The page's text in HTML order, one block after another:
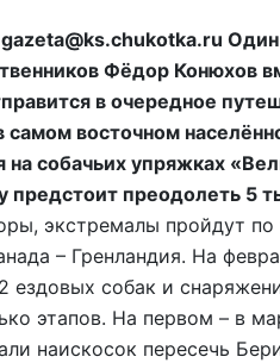
Один
Фёдор Конюхов
в очередное
восточном
на собачьих упряжках
предстоит преодолеть 5
экстремалы пройдут
– Гренландия. На
ездовых собак и
этапов. На первом – в
наискосок пересечь